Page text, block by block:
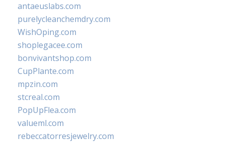
antaeuslabs.com
purelycleanchemdry.com
WishOping.com
shoplegacee.com
bonvivantshop.com
CupPlante.com
mpzin.com
stcreal.com
PopUpFlea.com
valueml.com
rebeccatorresjewelry.com